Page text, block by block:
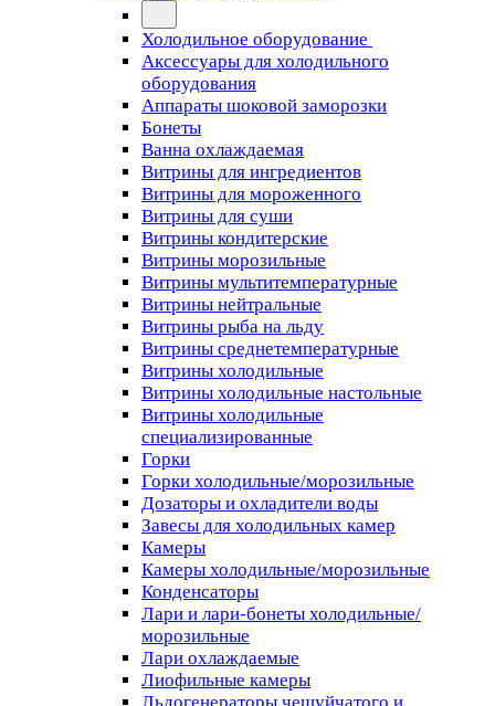
Холодильное оборудование
Аксессуары для холодильного
оборудования
Аппараты шоковой заморозки
Бонеты
Ванна охлаждаемая
Витрины для ингредиентов
Витрины для мороженного
Витрины для суши
Витрины кондитерские
Витрины морозильные
Витрины мультитемпературные
Витрины нейтральные
Витрины рыба на льду
Витрины среднетемпературные
Витрины холодильные
Витрины холодильные настольные
Витрины холодильные
специализированные
Горки
Горки холодильные/морозильные
Дозаторы и охладители воды
Завесы для холодильных камер
Камеры
Камеры холодильные/морозильные
Конденсаторы
Лари и лари-бонеты холодильные/
морозильные
Лари охлаждаемые
Лиофильные камеры